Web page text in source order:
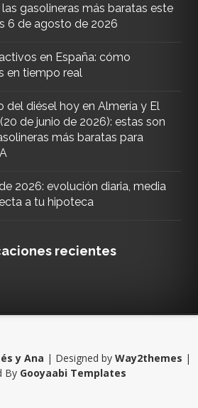
las gasolineras más baratas este
6 de agosto de 2026
en España: cómo
en tiempo real
del diésel hoy en Almería y El
de junio de 2026): estas son
más baratas para
2026: evolución diaria, media
a tu hipoteca
recientes
y Ana | Designed by Way2themes |
By Gooyaabi Templates